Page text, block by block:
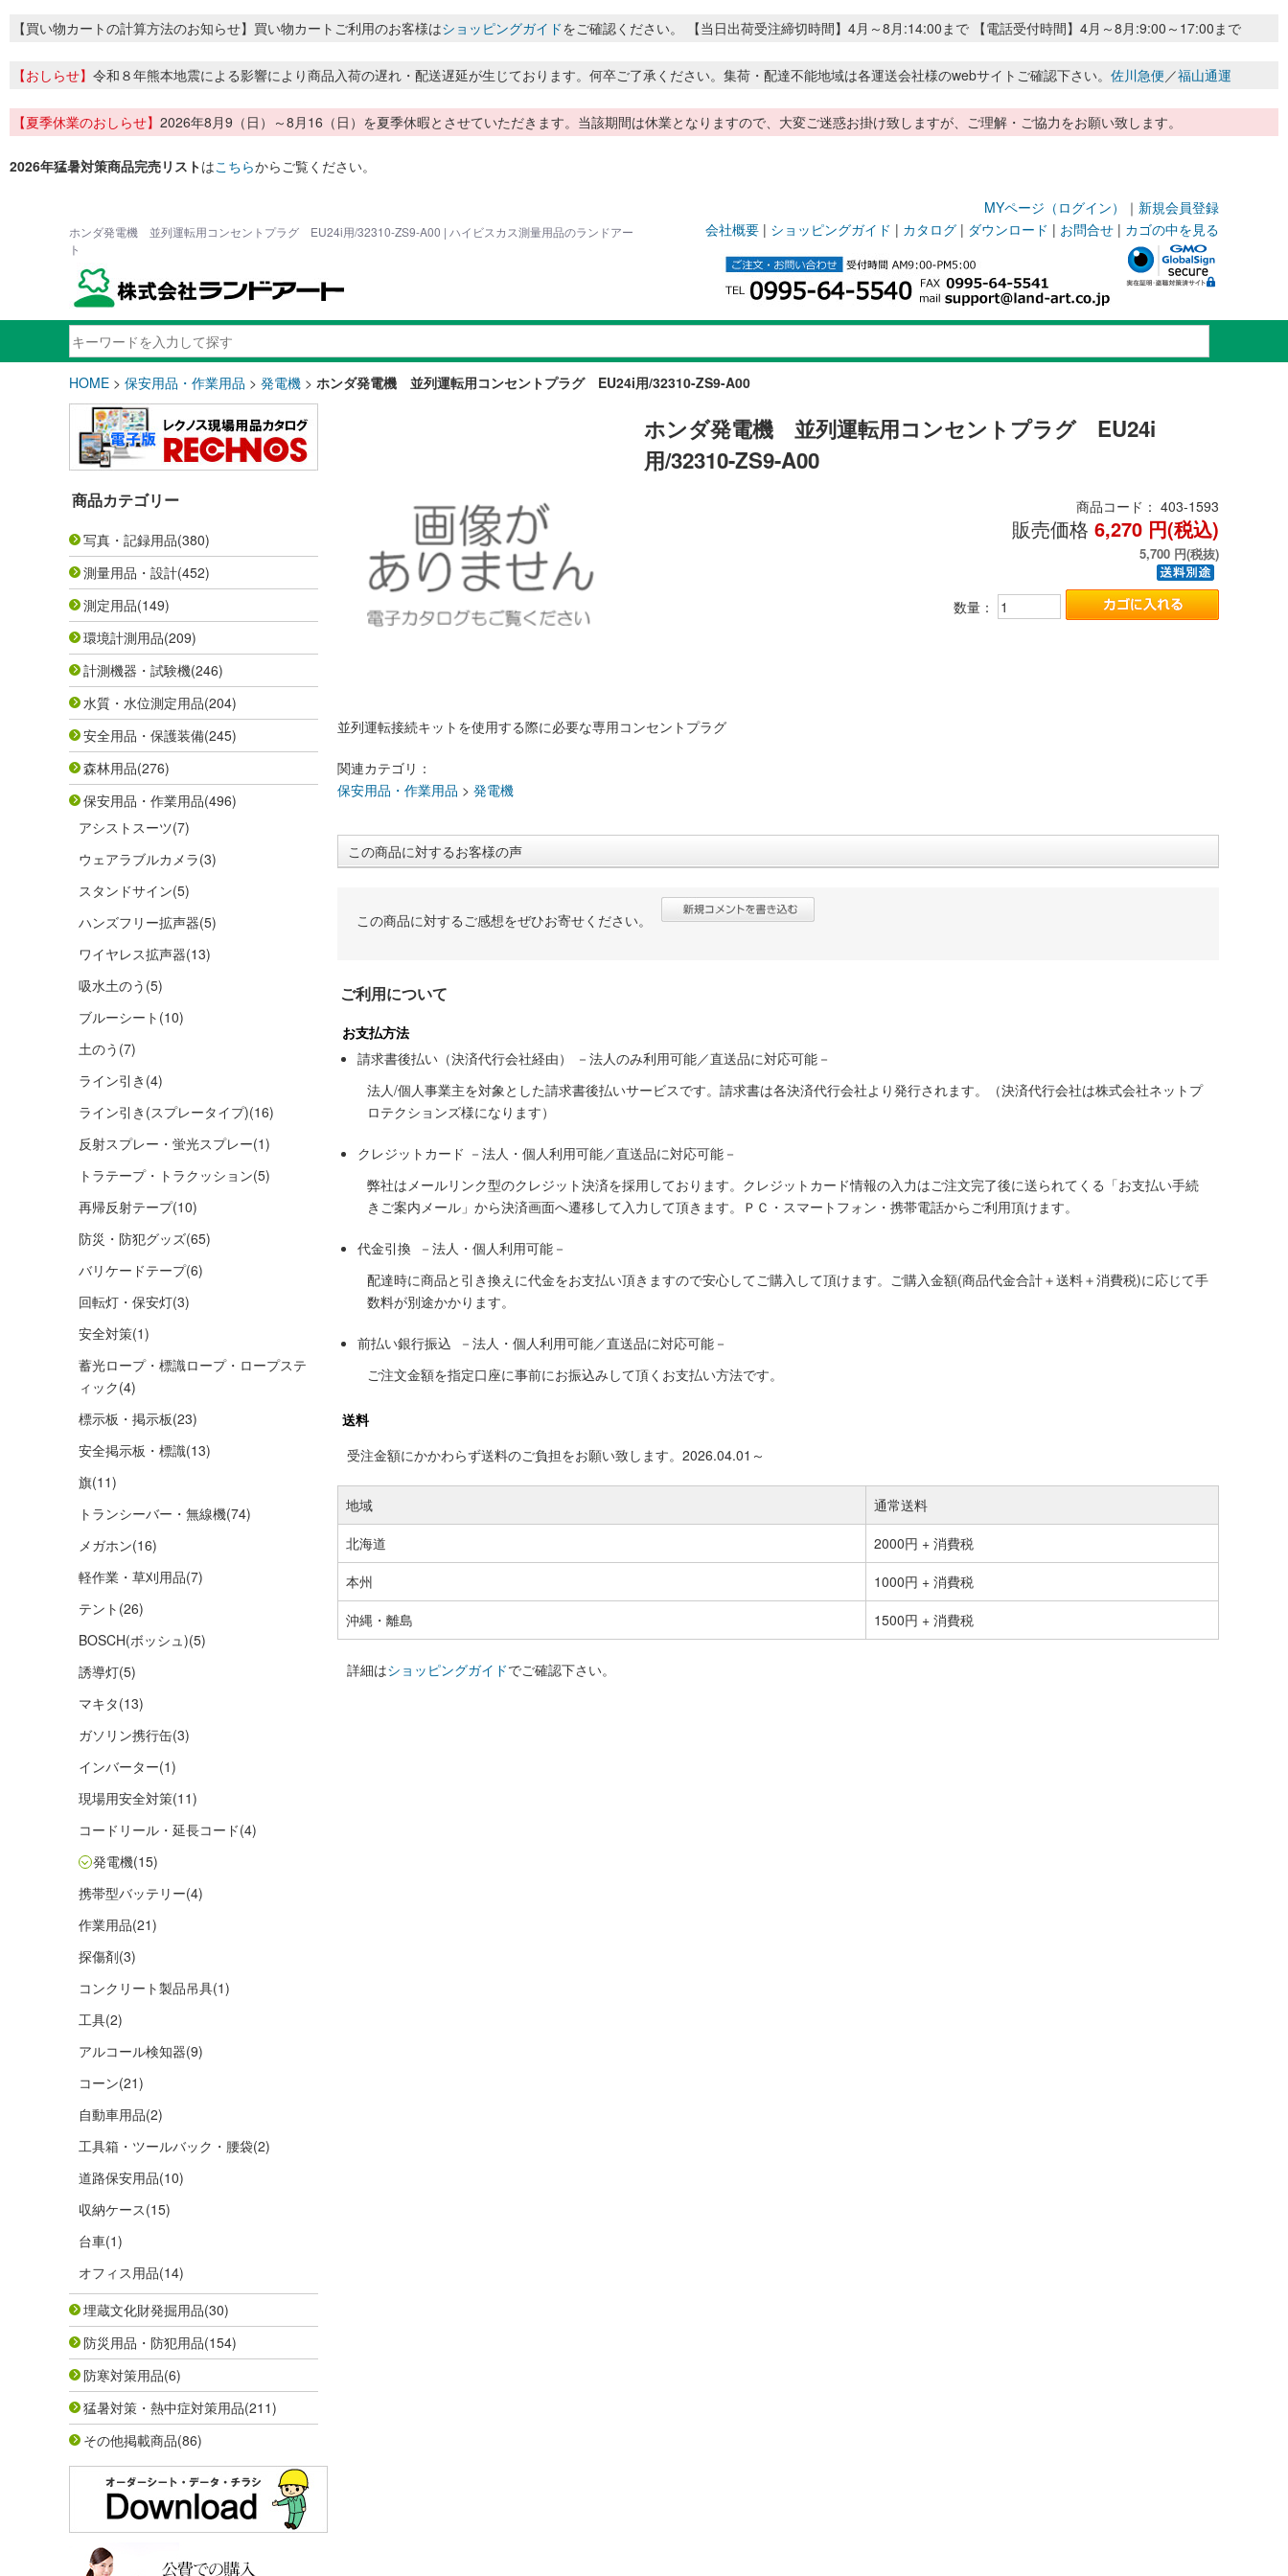
【買い物カートの計算方法のお知らせ】買い物カートご利用のお客様はショッピングガイドをご確認ください。 【当日出荷受注締切時間】4月～8月:14:00まで 【電話受付時間】4月～8月:9:00～17:00まで
【おしらせ】 令和８年熊本地震による影響により商品入荷の遅れ・配送遅延が生じております。何卒ご了承ください。集荷・配達不能地域は各運送会社様のwebサイトご確認下さい。 佐川急便／福山通運
【夏季休業のおしらせ】 2026年8月9（日）～8月16（日）を夏季休暇とさせていただきます。当該期間は休業となりますので、大変ご迷惑お掛け致しますが、ご理解・ご協力をお願い致します。
2026年猛暑対策商品完売リストはこちらからご覧ください。
MYページ（ログイン） ｜ 新規会員登録
ホンダ発電機 並列運転用コンセントプラグ EU24i用/32310-ZS9-A00 | ハイビスカス測量用品のランドアー
ト
会社概要 | ショッピングガイド | カタログ | ダウンロード | お問合せ | カゴの中を見る
HOME > 保安用品・作業用品 > 発電機 > ホンダ発電機 並列運転用コンセントプラグ EU24i用/32310-ZS9-A00
商品カテゴリー
写真・記録用品(380)
測量用品・設計(452)
測定用品(149)
環境計測用品(209)
計測機器・試験機(246)
水質・水位測定用品(204)
安全用品・保護装備(245)
森林用品(276)
保安用品・作業用品(496)
アシストスーツ(7)
ウェアラブルカメラ(3)
スタンドサイン(5)
ハンズフリー拡声器(5)
ワイヤレス拡声器(13)
吸水土のう (5)
ブルーシート (10)
土のう (7)
ライン引き (4)
ライン引き(スプレータイプ)(16)
反射スプレー・蛍光スプレー(1)
トラテープ・トラクッション(5)
再帰反射テープ(10)
防災・防犯グッズ(65)
バリケードテープ(6)
回転灯・保安灯(3)
安全対策(1)
蓄光ロープ・標識ロープ・ロープステ
ィック(4)
標示板・掲示板(23)
安全掲示板・標識(13)
旗(11)
トランシーバー・無線機(74)
メガホン(16)
軽作業・草刈用品(7)
テント (26)
BOSCH(ボッシュ)(5)
誘導灯(5)
マキタ(13)
ガソリン携行缶(3)
インバーター(1)
現場用安全対策(11)
コードリール・延長コード(4)
発電機(15)
携帯型バッテリー(4)
作業用品(21)
探傷剤(3)
コンクリート製品吊具(1)
工具(2)
アルコール検知器(9)
コーン(21)
自動車用品(2)
工具箱・ツールバック・腰袋(2)
道路保安用品(10)
収納ケース(15)
台車(1)
オフィス用品(14)
埋蔵文化財発掘用品(30)
防災用品・防犯用品(154)
防寒対策用品(6)
猛暑対策・熱中症対策用品(211)
その他掲載商品(86)
ホンダ発電機 並列運転用コンセントプラグ EU24i
用/32310-ZS9-A00
商品コード： 403-1593
販売価格 6,270 円(税込)
5,700 円(税抜)
数量：
並列運転接続キットを使用する際に必要な専用コンセントプラグ
関連カテゴリ：
保安用品・作業用品 > 発電機
この商品に対するお客様の声
この商品に対するご感想をぜひお寄せください。
ご利用について
お支払方法
請求書後払い（決済代行会社経由） －法人のみ利用可能／直送品に対応可能－
法人/個人事業主を対象とした請求書後払いサービスです。請求書は各決済代行会社より発行されます。（決済代行会社は株式会社ネットプ
ロテクションズ様になります）
クレジットカード －法人・個人利用可能／直送品に対応可能－
弊社はメールリンク型のクレジット決済を採用しております。クレジットカード情報の入力はご注文完了後に送られてくる「お支払い手続
きご案内メール」から決済画面へ遷移して入力して頂きます。ＰＣ・スマートフォン・携帯電話からご利用頂けます。
代金引換 －法人・個人利用可能－
配達時に商品と引き換えに代金をお支払い頂きますので安心してご購入して頂けます。ご購入金額(商品代金合計＋送料＋消費税)に応じて手
数料が別途かかります。
前払い銀行振込 －法人・個人利用可能／直送品に対応可能－
ご注文金額を指定口座に事前にお振込みして頂くお支払い方法です。
送料
受注金額にかかわらず送料のご負担をお願い致します。2026.04.01～
地域
通常送料
北海道
2000円 + 消費税
本州
1000円 + 消費税
沖縄・離島
1500円 + 消費税
詳細はショッピングガイドでご確認下さい。